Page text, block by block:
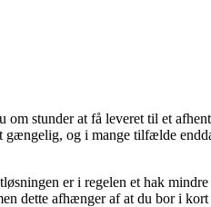
stunder at få leveret til et
gængelig, og i mange tilfælde
er i regelen et hak
dette afhænger af at du bor i